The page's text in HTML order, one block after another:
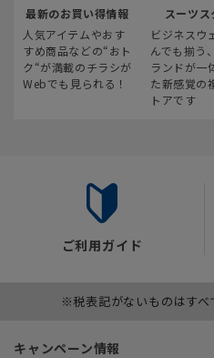
最新のお買い得情報
人気アイテムやおす
すめ商品などの“おト
ク“が満載のチラシが
Webでも見られる！
スーツス
ビジネスウ
んでも揃う
ランドが一
た新感覚の
トアです
ご利用ガイド
※税表記がないものはすべ
キャンペーン情報